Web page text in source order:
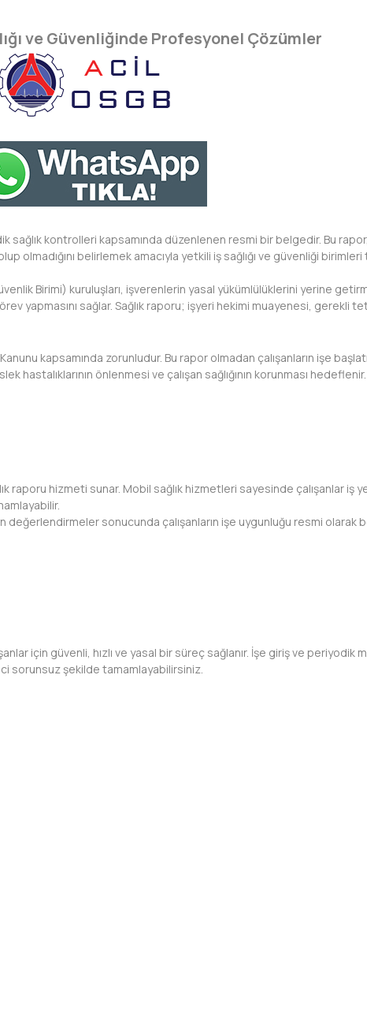
ve Güvenliğinde Profesyonel Çözümler
sağlık kontrolleri kapsamında düzenlenen resmi bir belgedir. Bu
olmadığını belirlemek amacıyla yetkili iş sağlığı ve güvenliği
Birimi) kuruluşları, işverenlerin yasal yükümlülüklerini yerine
yapmasını sağlar. Sağlık raporu; işyeri hekimi muayenesi, gerekli
kapsamında zorunludur. Bu rapor olmadan çalışanların işe
hastalıklarının önlenmesi ve çalışan sağlığının korunması hedeflenir.
raporu hizmeti sunar. Mobil sağlık hizmetleri sayesinde çalışanlar iş
değerlendirmeler sonucunda çalışanların işe uygunluğu resmi olarak
için güvenli, hızlı ve yasal bir süreç sağlanır. İşe giriş ve periyodik
sorunsuz şekilde tamamlayabilirsiniz.